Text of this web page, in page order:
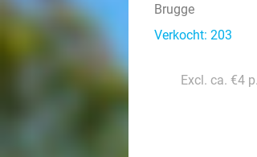
Brugge
Verkocht: 203
Excl. ca. €4